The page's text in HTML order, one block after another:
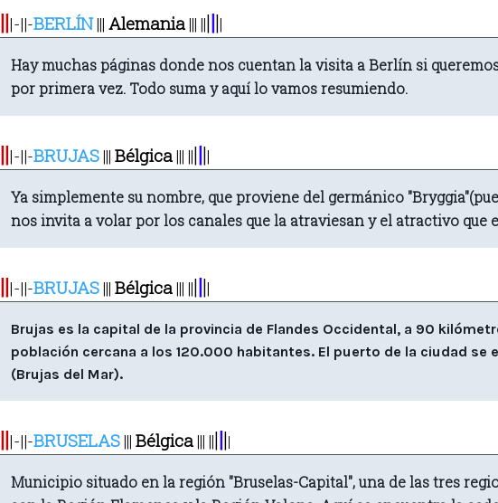
|||-||-BERLÍN||| Alemania||| ||||||
Hay muchas páginas donde nos cuentan la visita a Berlín si
por primera vez. Todo suma y aquí lo vamos resumiendo.
|||-||-BRUJAS||| Bélgica||| ||||||
Ya simplemente su nombre, que proviene del germánico
nos invita a volar por los canales que la atraviesan y el atractivo que
|||-||-BRUJAS||| Bélgica||| ||||||
Brujas es la capital de la provincia de Flandes Occidental, a 90
población cercana a los 120.000 habitantes. El puerto de la ciudad se
(Brujas del Mar).
|||-||-BRUSELAS||| Bélgica||| ||||||
Municipio situado en la región "Bruselas-Capital", una de las tres